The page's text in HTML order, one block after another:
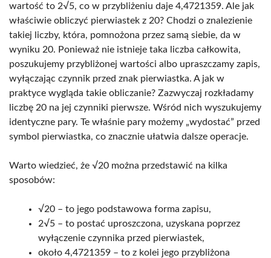
wartość to 2√5, co w przybliżeniu daje 4,4721359. Ale jak
właściwie obliczyć pierwiastek z 20? Chodzi o znalezienie
takiej liczby, która, pomnożona przez samą siebie, da w
wyniku 20. Ponieważ nie istnieje taka liczba całkowita,
poszukujemy przybliżonej wartości albo upraszczamy zapis,
wyłączając czynnik przed znak pierwiastka. A jak w
praktyce wygląda takie obliczanie? Zazwyczaj rozkładamy
liczbę 20 na jej czynniki pierwsze. Wśród nich wyszukujemy
identyczne pary. Te właśnie pary możemy „wydostać” przed
symbol pierwiastka, co znacznie ułatwia dalsze operacje.
Warto wiedzieć, że √20 można przedstawić na kilka
sposobów:
√20 – to jego podstawowa forma zapisu,
2√5 – to postać uproszczona, uzyskana poprzez
wyłączenie czynnika przed pierwiastek,
około 4,4721359 – to z kolei jego przybliżona